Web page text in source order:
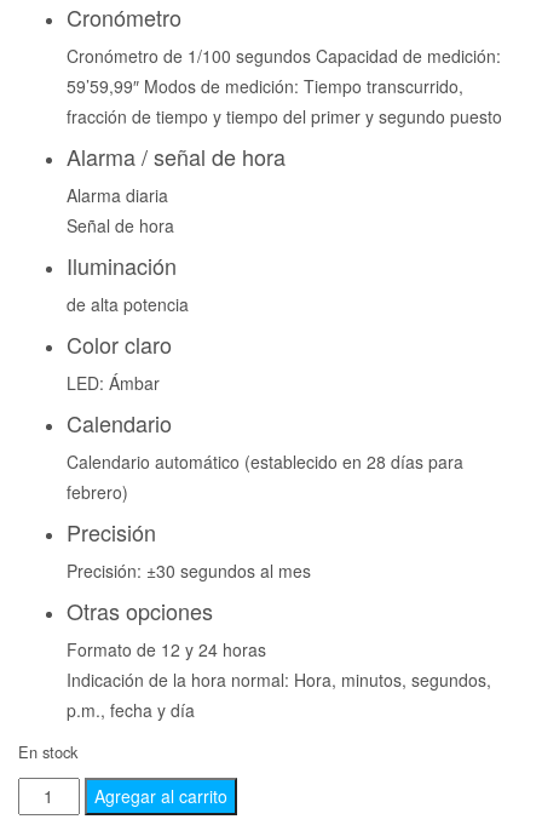
Cronómetro
Cronómetro de 1/100 segundos Capacidad de medición:
59’59,99″ Modos de medición: Tiempo transcurrido,
fracción de tiempo y tiempo del primer y segundo puesto
Alarma / señal de hora
Alarma diaria
Señal de hora
Iluminación
de alta potencia
Color claro
LED: Ámbar
Calendario
Calendario automático (establecido en 28 días para
febrero)
Precisión
Precisión: ±30 segundos al mes
Otras opciones
Formato de 12 y 24 horas
Indicación de la hora normal: Hora, minutos, segundos,
p.m., fecha y día
En stock
Agregar al carrito